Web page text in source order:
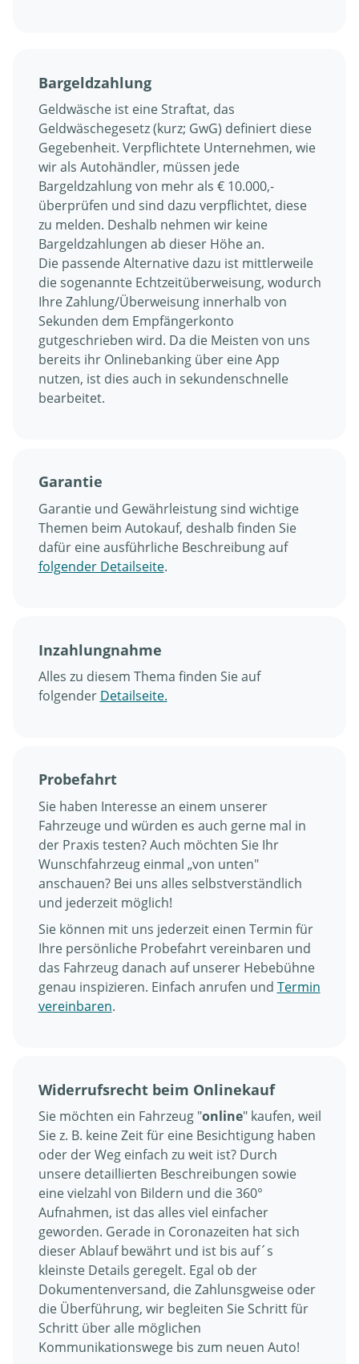
Bargeldzahlung
Geldwäsche ist eine Straftat, das
Geldwäschegesetz (kurz; GwG) definiert diese
Gegebenheit. Verpflichtete Unternehmen, wie
wir als Autohändler, müssen jede
Bargeldzahlung von mehr als € 10.000,-
überprüfen und sind dazu verpflichtet, diese
zu melden. Deshalb nehmen wir keine
Bargeldzahlungen ab dieser Höhe an.
Die passende Alternative dazu ist mittlerweile
die sogenannte Echtzeitüberweisung, wodurch
Ihre Zahlung/Überweisung innerhalb von
Sekunden dem Empfängerkonto
gutgeschrieben wird. Da die Meisten von uns
bereits ihr Onlinebanking über eine App
nutzen, ist dies auch in sekundenschnelle
bearbeitet.
Garantie
Garantie und Gewährleistung sind wichtige
Themen beim Autokauf, deshalb finden Sie
dafür eine ausführliche Beschreibung auf
folgender Detailseite.
Inzahlungnahme
Alles zu diesem Thema finden Sie auf
folgender Detailseite.
Probefahrt
Sie haben Interesse an einem unserer
Fahrzeuge und würden es auch gerne mal in
der Praxis testen? Auch möchten Sie Ihr
Wunschfahrzeug einmal „von unten"
anschauen? Bei uns alles selbstverständlich
und jederzeit möglich!
Sie können mit uns jederzeit einen Termin für
Ihre persönliche Probefahrt vereinbaren und
das Fahrzeug danach auf unserer Hebebühne
genau inspizieren. Einfach anrufen und Termin
vereinbaren.
Widerrufsrecht beim Onlinekauf
Sie möchten ein Fahrzeug "online" kaufen, weil
Sie z. B. keine Zeit für eine Besichtigung haben
oder der Weg einfach zu weit ist? Durch
unsere detaillierten Beschreibungen sowie
eine vielzahl von Bildern und die 360°
Aufnahmen, ist das alles viel einfacher
geworden. Gerade in Coronazeiten hat sich
dieser Ablauf bewährt und ist bis auf´s
kleinste Details geregelt. Egal ob der
Dokumentenversand, die Zahlunsgweise oder
die Überführung, wir begleiten Sie Schritt für
Schritt über alle möglichen
Kommunikationswege bis zum neuen Auto!